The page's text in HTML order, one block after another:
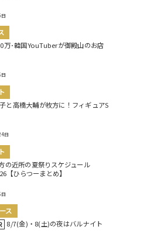
万･韓国YouTuberが御殿山のお店
と高橋大輔が枚方に！フィギュアS
日
の近所の夏祭りスケジュール
【ひらつーまとめ】
ス
8/7(金)・8(土)の夜はバルナイト